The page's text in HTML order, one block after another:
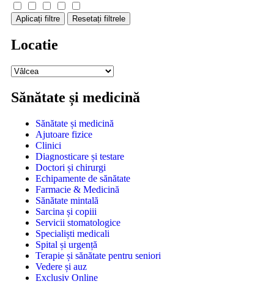
Aplicați filtre Resetați filtrele
Locatie
Sănătate și medicină
Sănătate și medicină
Ajutoare fizice
Clinici
Diagnosticare și testare
Doctori și chirurgi
Echipamente de sănătate
Farmacie & Medicină
Sănătate mintală
Sarcina și copiii
Servicii stomatologice
Specialiști medicali
Spital și urgență
Terapie și sănătate pentru seniori
Vedere și auz
Exclusiv Online